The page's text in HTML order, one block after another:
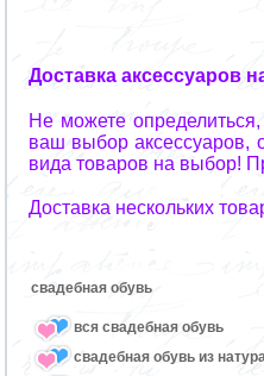
Доставка аксессуаров
Не можете
ваш выбор аксессуаров,
вида товаров на выбор!
Доставка нескольких
свадебная обувь
вся свадебная обувь
cвадебная обувь из